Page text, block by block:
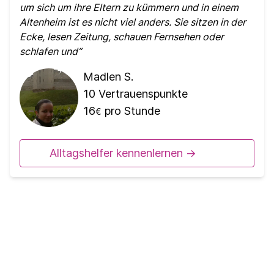
um sich um ihre Eltern zu kümmern und in einem
Altenheim ist es nicht viel anders. Sie sitzen in der
Ecke, lesen Zeitung, schauen Fernsehen oder
schlafen und
Madlen S.
10 Vertrauenspunkte
16€ pro Stunde
Alltagshelfer kennenlernen ->